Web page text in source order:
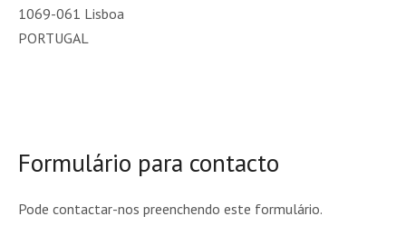
1069-061 Lisboa
PORTUGAL
Formulário para contacto
Pode contactar-nos preenchendo este formulário.